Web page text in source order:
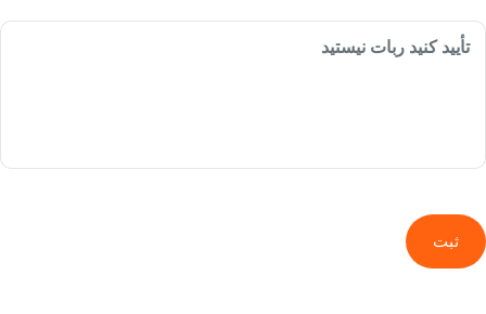
تأیید کنید ربات نیستید
ثبت